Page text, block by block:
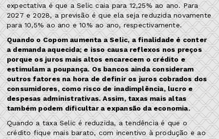
expectativa é que a Selic caia para 12,25% ao ano. Para
2027 e 2028, a previsão é que ela seja reduzida novamente
para 10,5% ao ano e 10% ao ano, respectivamente.
Quando o Copom aumenta a Selic, a finalidade é conter
a demanda aquecida; e isso causa reflexos nos preços
porque os juros mais altos encarecem o crédito e
estimulam a poupança. Os bancos ainda consideram
outros fatores na hora de definir os juros cobrados dos
consumidores, como risco de inadimplência, lucro e
despesas administrativas. Assim, taxas mais altas
também podem dificultar a expansão da economia.
Quando a taxa Selic é reduzida, a tendência é que o
crédito fique mais barato, com incentivo à produção e ao